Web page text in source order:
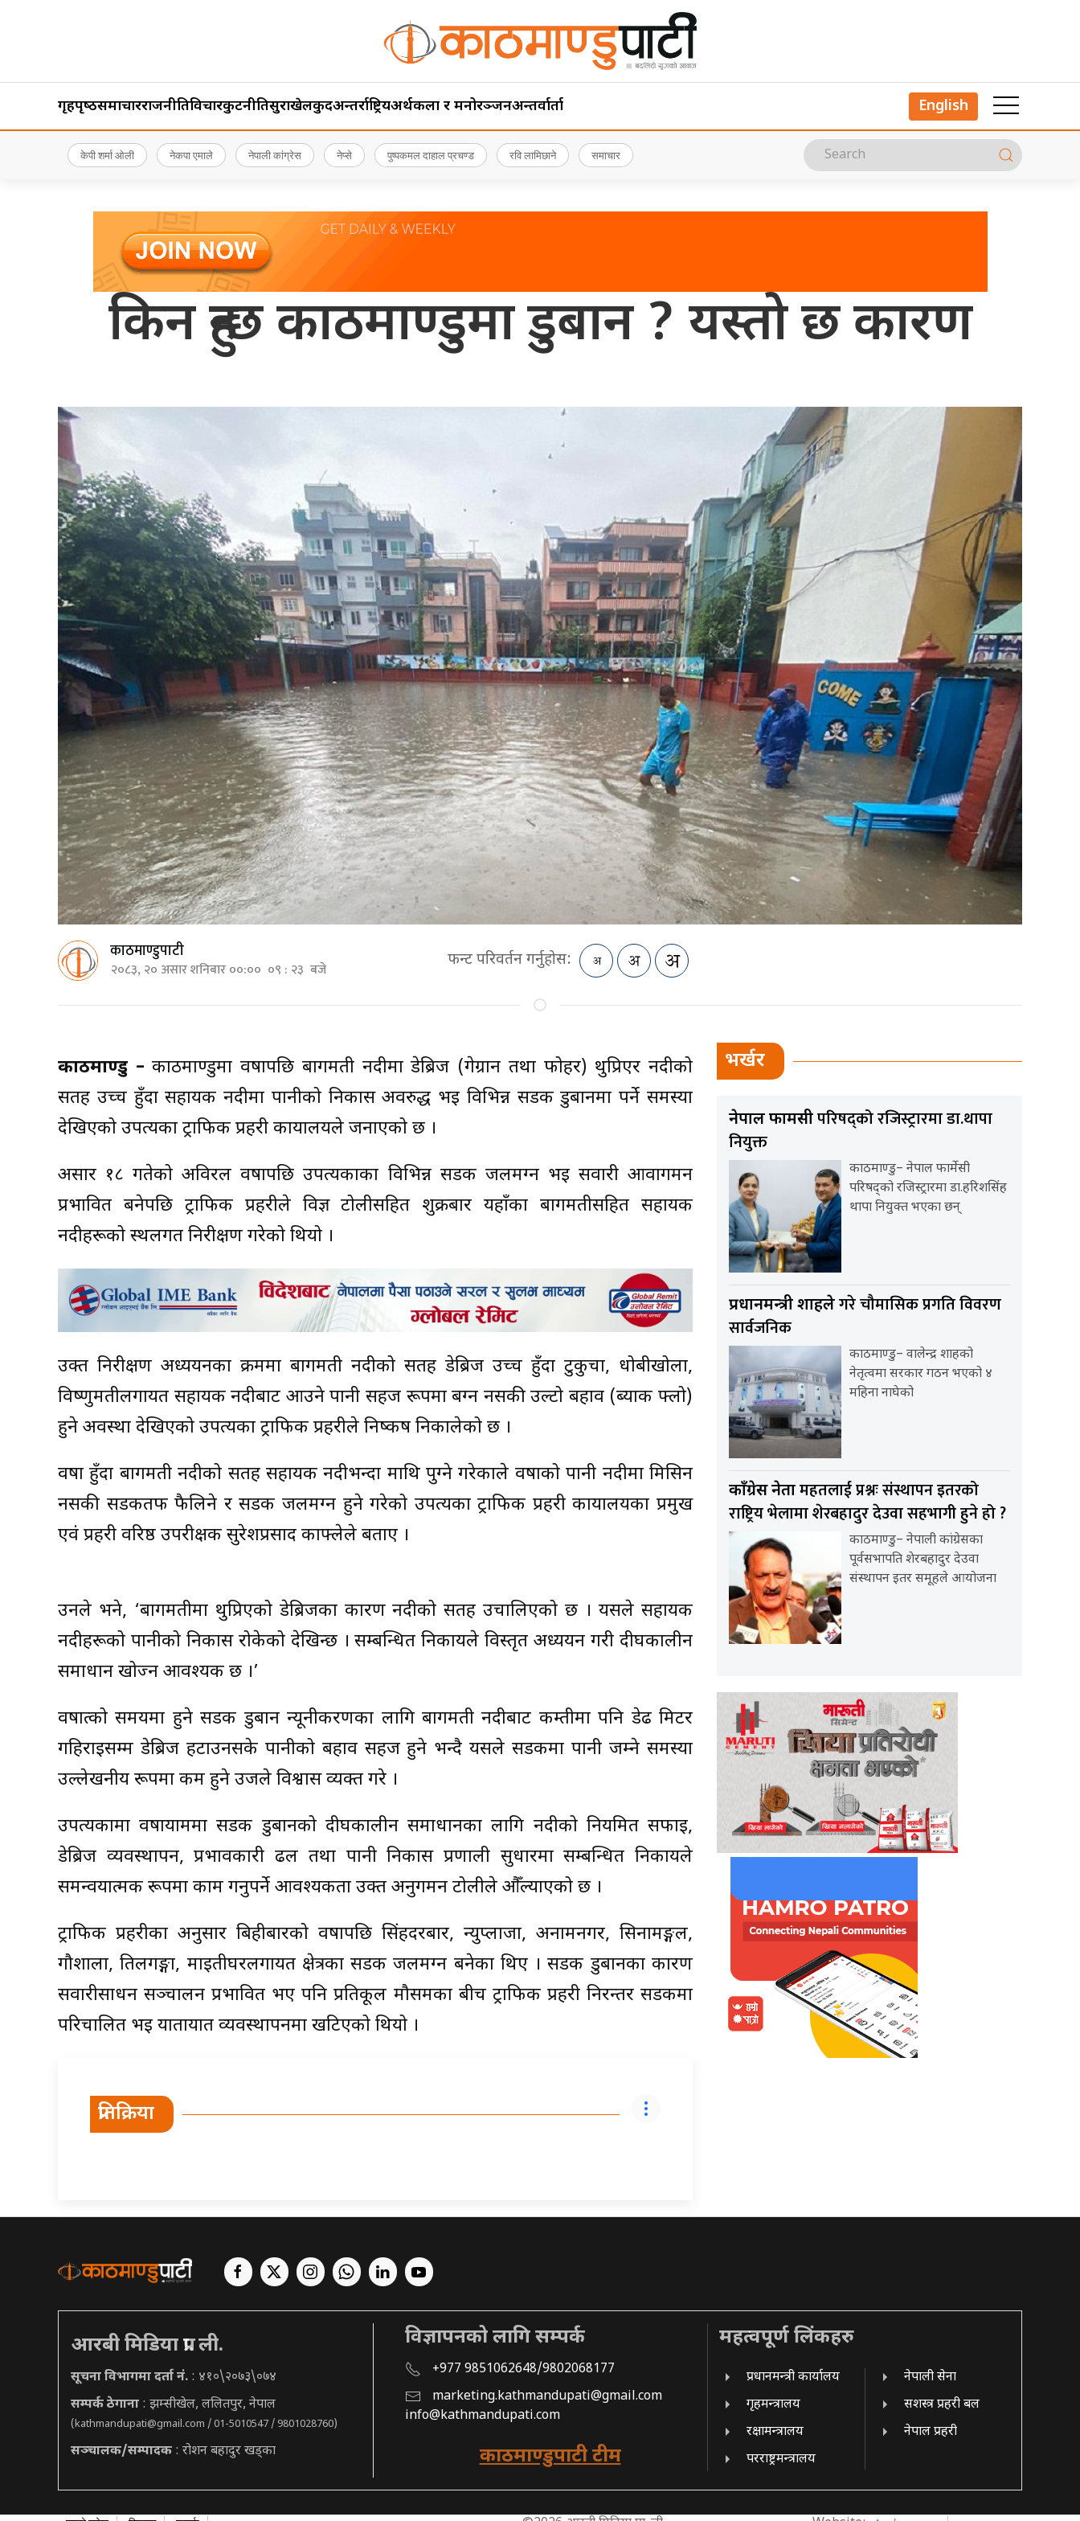
गृहपृष्‍ठसमाचारराजनीतिविचारकुटनीतिसुरक्षाखेलकुदअन्तर्राष्ट्रियअर्थकला र मनोरञ्जनअन्तर्वार्ता English
केपी शर्मा ओली नेकपा एमाले नेपाली कांग्रेस नेप्से पुष्पकमल दाहाल प्रचण्ड रवि लामिछाने समाचार
किन हुन्छ काठमाण्डुमा डुबान ? यस्तो छ कारण
काठमाण्डुपाटी
२०८३, २० असार शनिबार ००:०० ०९ : २३ बजे फन्ट परिवर्तन गर्नुहोस:
काठमाण्डु – काठमाण्डुमा वर्षापछि बागमती नदीमा डेब्रिज (गेग्रान तथा फोहर) थुप्रिएर नदीको
सतह उच्च हुँदा सहायक नदीमा पानीको निकास अवरुद्ध भई विभिन्न सडक डुबानमा पर्ने समस्या
देखिएको उपत्यका ट्राफिक प्रहरी कार्यालयले जनाएको छ ।
असार १८ गतेको अविरल वर्षापछि उपत्यकाका विभिन्न सडक जलमग्न भई सवारी आवागमन
प्रभावित बनेपछि ट्राफिक प्रहरीले विज्ञ टोलीसहित शुक्रबार यहाँका बागमतीसहित सहायक
नदीहरूको स्थलगत निरीक्षण गरेको थियो ।
उक्त निरीक्षण अध्ययनका क्रममा बागमती नदीको सतह डेब्रिज उच्च हुँदा टुकुचा, धोबीखोला,
विष्णुमतीलगायत सहायक नदीबाट आउने पानी सहज रूपमा बग्न नसकी उल्टो बहाव (ब्याक फ्लो)
हुने अवस्था देखिएको उपत्यका ट्राफिक प्रहरीले निष्कर्ष निकालेको छ ।
वर्षा हुँदा बागमती नदीको सतह सहायक नदीभन्दा माथि पुग्ने गरेकाले वर्षाको पानी नदीमा मिसिन
नसकी सडकतर्फ फैलिने र सडक जलमग्न हुने गरेको उपत्यका ट्राफिक प्रहरी कार्यालयका प्रमुख
एवं प्रहरी वरिष्ठ उपरीक्षक सुरेशप्रसाद काफ्लेले बताए ।
उनले भने, ‘बागमतीमा थुप्रिएको डेब्रिजका कारण नदीको सतह उचालिएको छ । यसले सहायक
नदीहरूको पानीको निकास रोकेको देखिन्छ । सम्बन्धित निकायले विस्तृत अध्ययन गरी दीर्घकालीन
समाधान खोज्न आवश्यक छ ।’
वर्षात्को समयमा हुने सडक डुबान न्यूनीकरणका लागि बागमती नदीबाट कम्तीमा पनि डेढ मिटर
गहिराइसम्म डेब्रिज हटाउनसके पानीको बहाव सहज हुने भन्दै यसले सडकमा पानी जम्ने समस्या
उल्लेखनीय रूपमा कम हुने उजले विश्वास व्यक्त गरे ।
उपत्यकामा वर्षायाममा सडक डुबानको दीर्घकालीन समाधानका लागि नदीको नियमित सफाइ,
डेब्रिज व्यवस्थापन, प्रभावकारी ढल तथा पानी निकास प्रणाली सुधारमा सम्बन्धित निकायले
समन्वयात्मक रूपमा काम गर्नुपर्ने आवश्यकता उक्त अनुगमन टोलीले औँल्याएको छ ।
ट्राफिक प्रहरीका अनुसार बिहीबारको वर्षापछि सिंहदरबार, न्युप्लाजा, अनामनगर, सिनामङ्गल,
गौशाला, तिलगङ्गा, माइतीघरलगायत क्षेत्रका सडक जलमग्न बनेका थिए । सडक डुबानका कारण
सवारीसाधन सञ्चालन प्रभावित भए पनि प्रतिकूल मौसमका बीच ट्राफिक प्रहरी निरन्तर सडकमा
परिचालित भई यातायात व्यवस्थापनमा खटिएको थियो ।
प्रतिक्रिया
भर्खर
नेपाल फार्मेसीपरिषद्को रजिस्ट्रारमा डा.थापा
नियुक्त
काठमाण्डु– नेपाल फार्मेसी
परिषद्को रजिस्ट्रारमा डा.हरिशसिंह
थापा नियुक्त भएका छन्
प्रधानमन्त्री शाहलेगरे चौमासिक प्रगति विवरण
सार्वजनिक
काठमाण्डु– वालेन्द्र शाहको
नेतृत्वमा सरकार गठन भएको ४
महिना नाघेको
काँग्रेस नेतामहतलाई प्रश्नः संस्थापन इतरको
राष्ट्रिय भेलामा शेरबहादुर देउवा सहभागी हुने हो ?
काठमाण्डु– नेपाली कांग्रेसका
पूर्वसभापति शेरबहादुर देउवा
संस्थापन इतर समूहले आयोजना
आरबी मिडिया प्रा. ली.
सूचना विभागमा दर्ता नं. : ४१०\२०७३\०७४
सम्पर्क ठेगाना : झम्सीखेल, ललितपुर, नेपाल
(kathmandupati@gmail.com / 01-5010547 / 9801028760)
सञ्चालक/सम्पादक : रोशन बहादुर खड्का
विज्ञापनको लागि सम्पर्क
+977 9851062648/9802068177
marketing.kathmandupati@gmail.com
info@kathmandupati.com
काठमाण्डुपाटी टीम
महत्वपूर्ण लिंकहरु
प्रधानमन्त्री कार्यालय
गृहमन्त्रालय
रक्षामन्त्रालय
परराष्ट्रमन्त्रालय
नेपाली सेना
सशस्त्र प्रहरी बल
नेपाल प्रहरी